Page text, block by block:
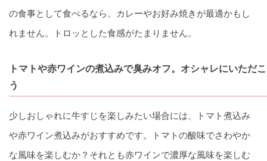
の食事として食べるなら、カレーやお好み焼きが最適かもし
れません。トロッとした食感がたまりません。
トマトや赤ワインの煮込みで臭みオフ。オシャレにいただこ
う
少しおしゃれに牛すじを楽しみたい場合には、トマト煮込み
や赤ワイン煮込みがおすすめです。トマトの酸味でさわやか
な風味を楽しむか？それとも赤ワインで濃厚な風味を楽しむ